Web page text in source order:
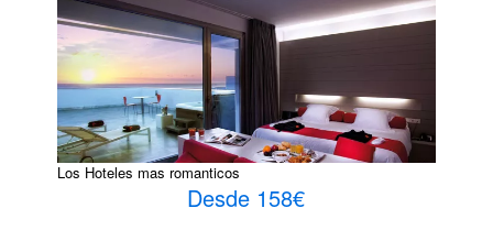
Los Hoteles mas romanticos
Desde 158€